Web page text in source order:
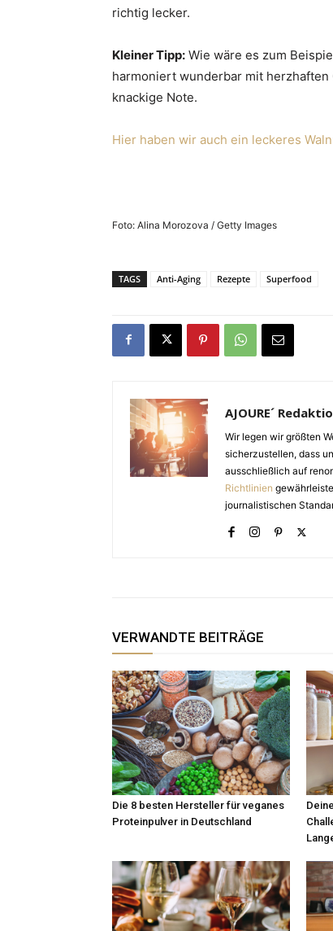
richtig lecker.
Kleiner Tipp: Wie wäre es zum
harmoniert wunderbar mit
knackige Note.
Hier haben wir auch ein leckeres
Foto: Alina Morozova / Getty Images
TAGS Anti-Aging Rezepte Superfood
AJOURE´
Wir legen wir größten
sicherzustellen, dass
ausschließlich auf
Richtlinien
journalistischen
VERWANDTE BEITRÄGE
Die 8 besten Hersteller für veganes
Proteinpulver in Deutschland